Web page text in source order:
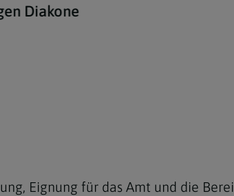
Diakone
Eignung für das Amt und die